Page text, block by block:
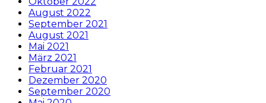
August 2022
September 2021
August 2021
Mai 2021
März 2021
Februar 2021
Dezember 2020
September 2020